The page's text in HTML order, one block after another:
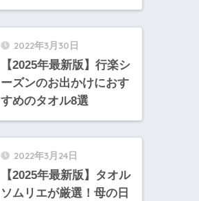
2022年3月30日
【2025年最新版】行楽シ
ーズンのお出かけにおす
すめのタオル8選
2022年3月24日
【2025年最新版】タオル
ソムリエが厳選！母の日